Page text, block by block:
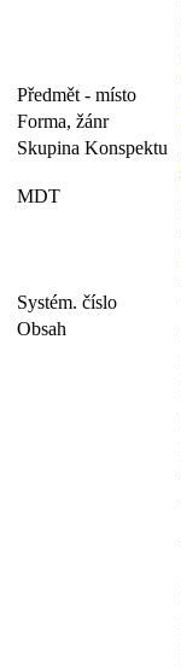
Předmět - místo
Forma, žánr
Skupina Konspektu
MDT
Systém. číslo
Obsah